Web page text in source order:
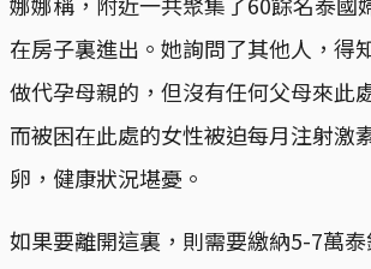
在房子裏進出。她詢問了其他人，得
做代孕母親的，但沒有任何父母來此
而被困在此處的女性被迫每月注射激
卵，健康狀況堪憂。
如果要離開這裏，則需要繳納5-7萬